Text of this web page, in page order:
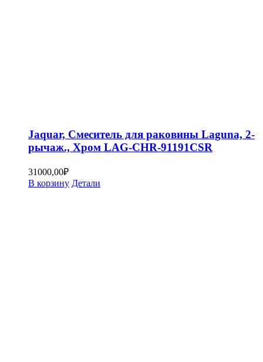
Jaquar, Смеситель для раковины Laguna, 2-
рычаж., Хром LAG-CHR-91191CSR
31000,00₽
В корзину Детали